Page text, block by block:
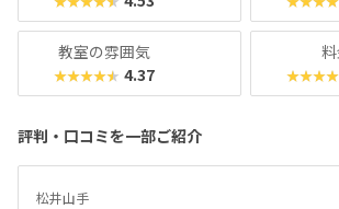
にお近くの教室を訪れてみてくださいね。
教室の雰囲気
★★★★★ 4.37
評判・口コミを一部ご紹介
松井山手